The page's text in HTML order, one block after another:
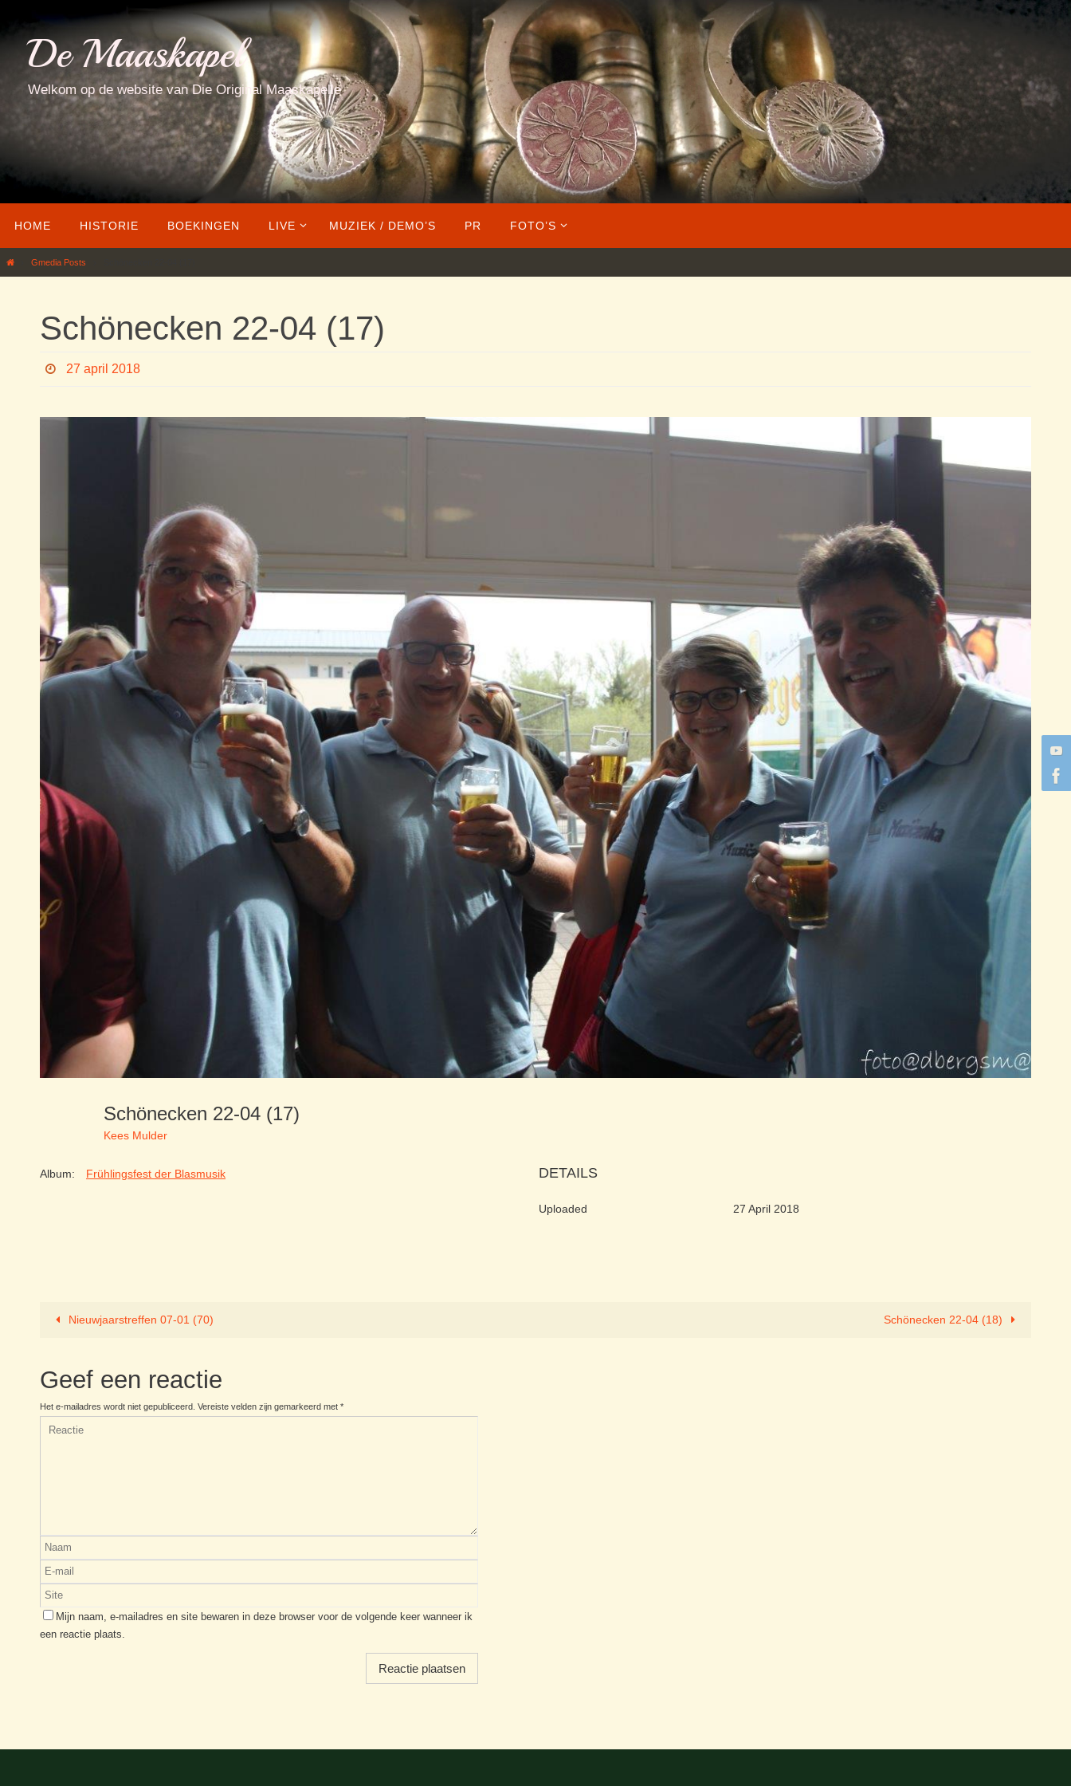
inhoudDe Maaskapel
Welkom op de website van Die Original Maaskapelle
naar
de
HOME HISTORIE BOEKINGEN LIVE MUZIEK / DEMO’S PR FOTO’S
HomeGmedia Posts
Schönecken 22-04 (17)
27 april 2018
Schönecken 22-04 (17)
Kees Mulder
Album: Frühlingsfest der Blasmusik DETAILS
Uploaded 27 April 2018
Nieuwjaarstreffen 07-01 (70) Schönecken 22-04 (18)
Geef een reactie
Het e-mailadres wordt niet gepubliceerd. Vereiste velden zijn gemarkeerd met *
Mijn naam, e-mailadres en site bewaren in deze browser voor de volgende keer wanneer ik
een reactie plaats.